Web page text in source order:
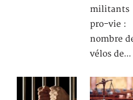
militants
pro-vie :
nombre
vélos de…